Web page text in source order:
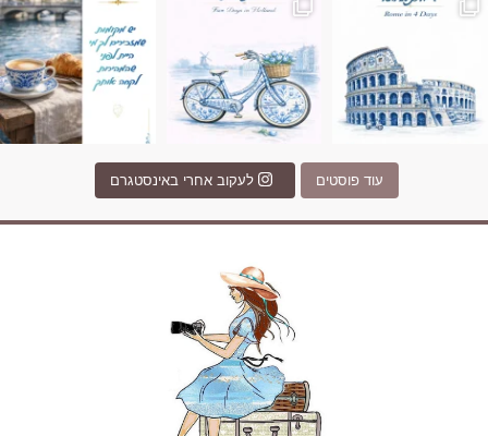
עוד פוסטים לעקוב אחרי באינסטגרם